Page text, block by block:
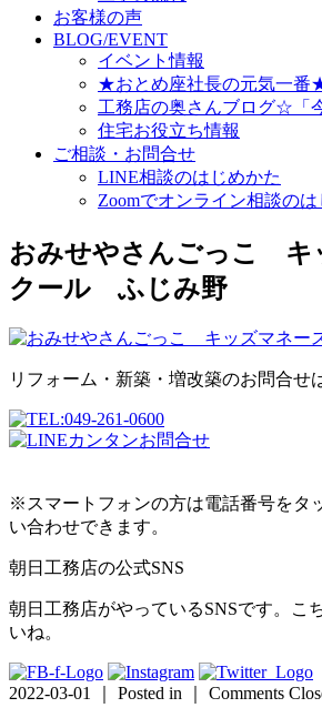
お客様の声
BLOG/EVENT
イベント情報
★おとめ座社長の元気一番
工務店の奥さんブログ☆「
住宅お役立ち情報
ご相談・お問合せ
LINE相談のはじめかた
Zoomでオンライン相談のは
おみせやさんごっこ キ
クール ふじみ野
リフォーム・新築・増改築のお問合せ
※スマートフォンの方は電話番号をタ
い合わせできます。
朝日工務店の公式SNS
朝日工務店がやっているSNSです。こ
いね。
2022-03-01 ｜ Posted in ｜ Comments